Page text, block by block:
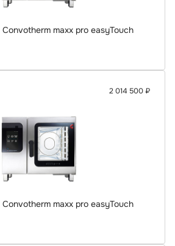
maxx pro easyTouch
2 014 500 ₽
maxx pro easyTouch